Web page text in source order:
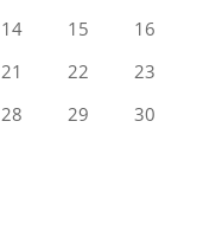
14 15
16
21 22
23
28 29
30